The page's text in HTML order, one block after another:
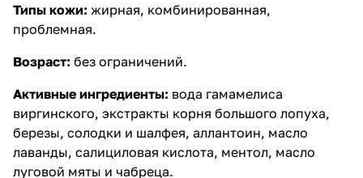
Типы кожи: жирная, комбинированная,
проблемная.
Возраст: без ограничений.
Активные ингредиенты: вода гамамелиса
виргинского, экстракты корня большого лопуха,
березы, солодки и шалфея, аллантоин, масло
лаванды, салициловая кислота, ментол, масло
луговой мяты и чабреца.